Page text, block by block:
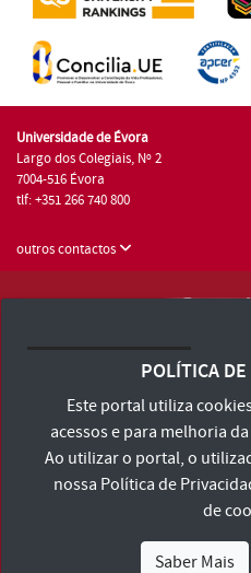
Universidade de Évora
Largo dos Colegiais, Nº 2
7004-516 Évora
tlf: +351 266 740 800
outros contactos
Consulte os Termos e
Declaração de
POLÍTICA
Este portal utiliza
acessos e para melhoria
Ao utilizar o portal, o
nossa Política de
de
Saber Mais